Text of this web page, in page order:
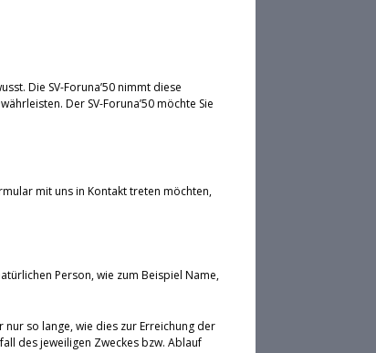
Die SV-Foruna’50 nimmt diese
Der SV-Foruna’50 möchte Sie
mit uns in Kontakt treten möchten,
Person, wie zum Beispiel Name,
so lange, wie dies zur Erreichung der
des jeweiligen Zweckes bzw. Ablauf